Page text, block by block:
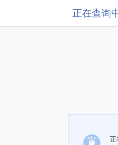
正在查询
正